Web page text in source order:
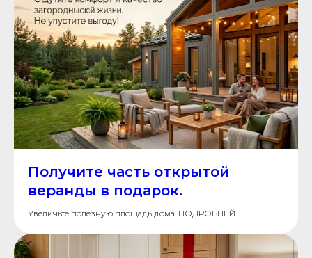
Получите часть открытой
веранды в подарок.
Увеличьте полезную площадь дома. ПОДРОБНЕЙ